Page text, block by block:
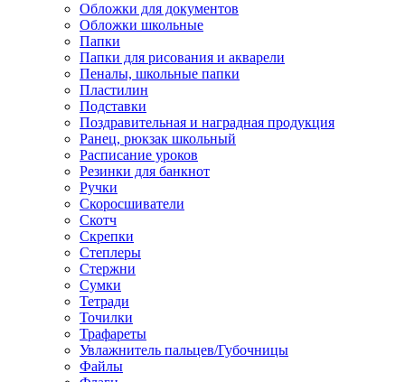
Обложки для документов
Обложки школьные
Папки
Папки для рисования и акварели
Пеналы, школьные папки
Пластилин
Подставки
Поздравительная и наградная продукция
Ранец, рюкзак школьный
Расписание уроков
Резинки для банкнот
Ручки
Скоросшиватели
Скотч
Скрепки
Степлеры
Стержни
Сумки
Тетради
Точилки
Трафареты
Увлажнитель пальцев/Губочницы
Файлы